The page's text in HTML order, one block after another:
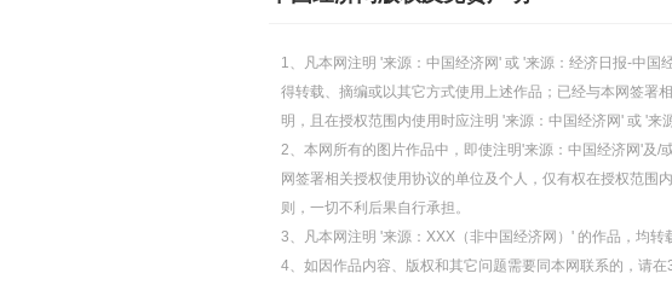
1、凡本网注明 '来源：中国经济网' 或 '来源：经济日报-中
得转载、摘编或以其它方式使用上述作品；已经与本网签署
明，且在授权范围内使用时应注明 '来源：中国经济网' 或 '
2、本网所有的图片作品中，即使注明'来源：中国经济网'及
网签署相关授权使用协议的单位及个人，仅有权在授权范围
则，一切不利后果自行承担。
3、凡本网注明 '来源：XXX（非中国经济网）' 的作品，均
4、如因作品内容、版权和其它问题需要同本网联系的，请在